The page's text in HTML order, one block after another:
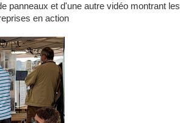
panneaux et d'une autre vidéo montrant les
en action